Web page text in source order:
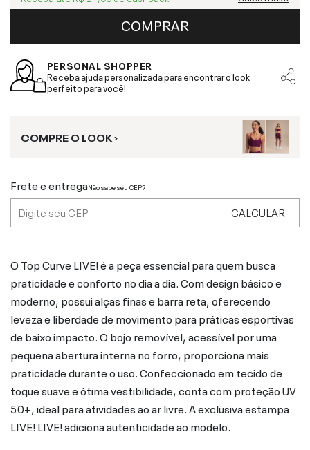
COMPRAR
PERSONAL SHOPPER
Receba ajuda personalizada para encontrar o look
perfeito para você!
COMPRE O LOOK ›
Frete e entregaNão sabe seu CEP?
CALCULAR
O Top Curve LIVE! é a peça essencial para quem busca
praticidade e conforto no dia a dia. Com design básico e
moderno, possui alças finas e barra reta, oferecendo
leveza e liberdade de movimento para práticas esportivas
de baixo impacto. O bojo removível, acessível por uma
pequena abertura interna no forro, proporciona mais
praticidade durante o uso. Confeccionado em tecido de
toque suave e ótima vestibilidade, conta com proteção UV
50+, ideal para atividades ao ar livre. A exclusiva estampa
LIVE! LIVE! adiciona autenticidade ao modelo.